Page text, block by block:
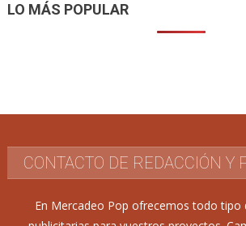
LO MÁS POPULAR
CONTACTO DE REDACCIÓN Y
En Mercadeo Pop ofrecemos todo tipo